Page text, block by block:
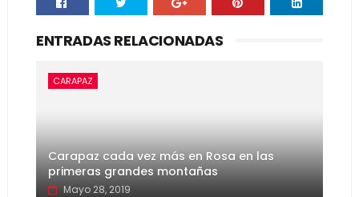
ENTRADAS RELACIONADAS
CARAPAZ
Carapaz cada vez más en Rosa en las
primeras grandes montañas
Mayo 28, 2019